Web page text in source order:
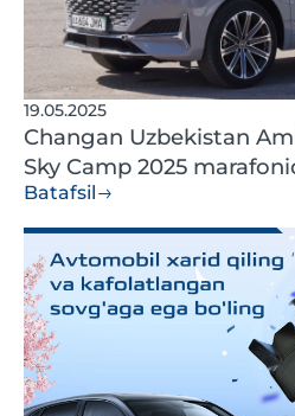
19.05.2025
Changan Uzbekistan
Sky Camp 2025
Batafsil